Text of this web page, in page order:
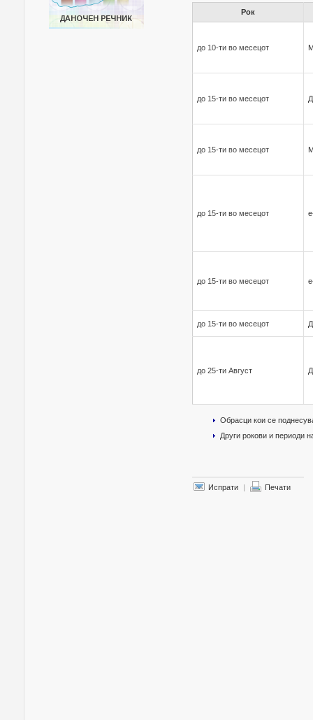
Рок
до 10-ти во месецот
до 15-ти во месецот
до 15-ти во месецот
до 15-ти во месецот
до 15-ти во месецот
до 15-ти во месецот
до 25-ти Август
Обрасци кои се
Други рокови и периоди
Испрати | Печати